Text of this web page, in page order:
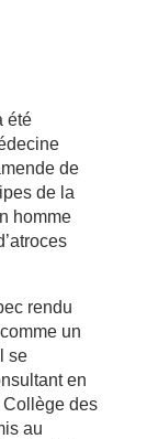
été
de
de la
homme
rendu
un
se
en
des
au